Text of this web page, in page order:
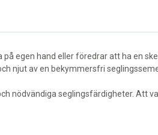
egen hand eller föredrar att ha en
njut av en bekymmersfri
nödvändiga seglingsfärdigheter. Att